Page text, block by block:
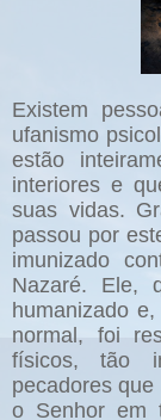
Existem
ufanismo
estão
interiores e
suas vidas.
passou por
imunizado
Nazaré. Ele,
humanizado
normal, foi
físicos, tão
pecadores
o Senhor em